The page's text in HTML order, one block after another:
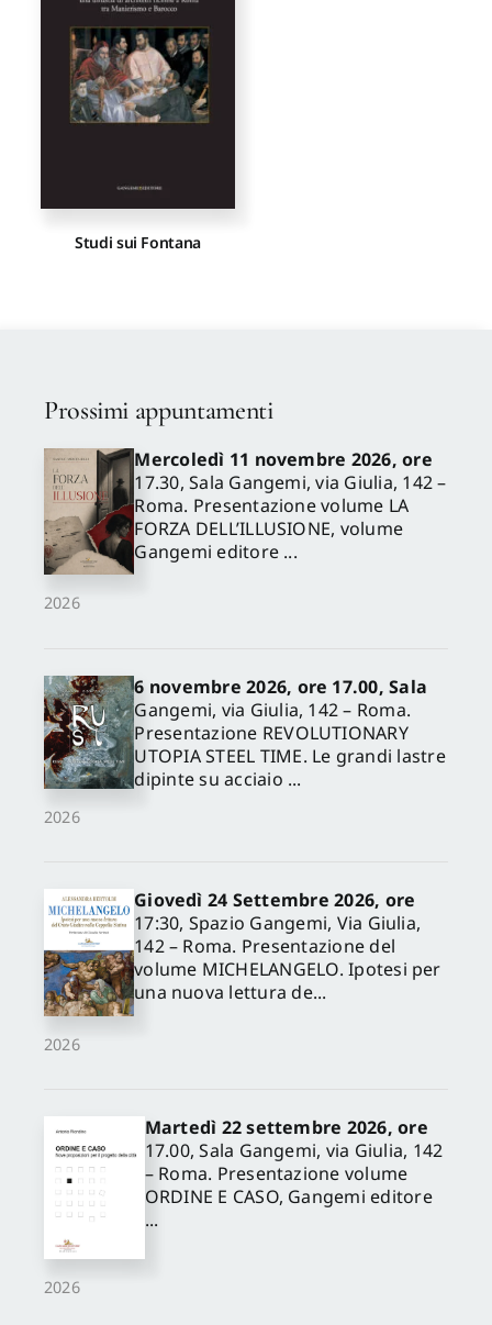
Proposte di pubblicazione
Gangemi Editore
Newsletter
Studi sui Fontana
Prossimi appuntamenti
2026
Mercoledì 11 novembre 2026, ore
17.30, Sala Gangemi, via Giulia, 142 –
Roma. Presentazione volume LA
FORZA DELL’ILLUSIONE, volume
Gangemi editore ...
2026
6 novembre 2026, ore 17.00, Sala
Gangemi, via Giulia, 142 – Roma.
Presentazione REVOLUTIONARY
UTOPIA STEEL TIME. Le grandi lastre
dipinte su acciaio ...
2026
Giovedì 24 Settembre 2026, ore
17:30, Spazio Gangemi, Via Giulia,
142 – Roma. Presentazione del
volume MICHELANGELO. Ipotesi per
una nuova lettura de...
2026
Martedì 22 settembre 2026, ore
17.00, Sala Gangemi, via Giulia, 142
– Roma. Presentazione volume
ORDINE E CASO, Gangemi editore
...